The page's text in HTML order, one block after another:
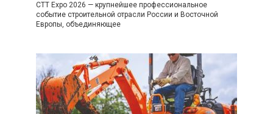
CTT Expo 2026 — крупнейшее профессиональное
событие строительной отрасли России и Восточной
Европы, объединяющее